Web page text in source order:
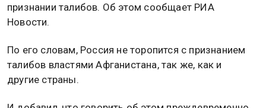
признании талибов. Об этом сообщает РИА
Новости.
По его словам, Россия не торопится с признанием
талибов властями Афганистана, так же, как и
другие страны.